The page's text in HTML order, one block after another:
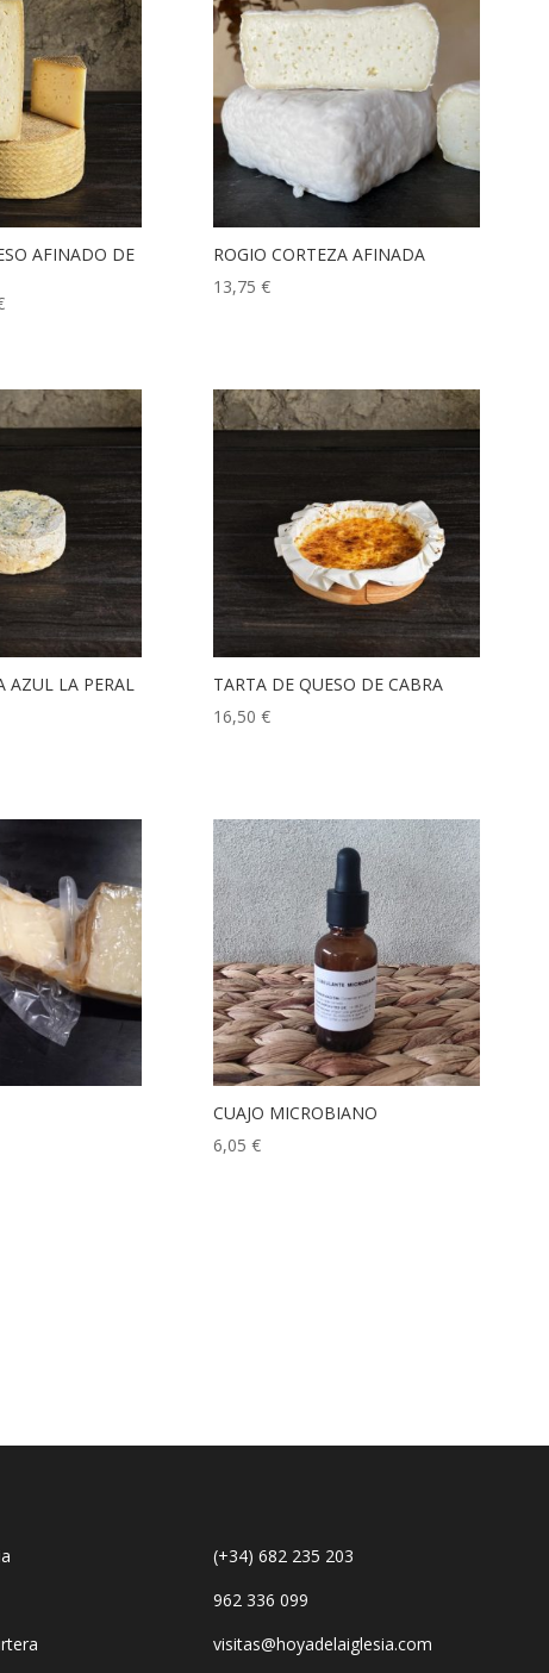
AFINADO DE
Rango
desde
19,50 €
69,00 €
ROGIO CORTEZA AFINADA
13,75 €
AZUL LA PERAL
TARTA DE QUESO DE CABRA
16,50 €
CUAJO MICROBIANO
6,05 €
(+34) 682 235 203
962 336 099
visitas@hoyadelaiglesia.com